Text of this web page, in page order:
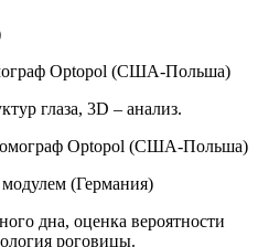
Optopol (США-Польша)
глаза, 3D – анализ.
(Германия)
дна, оценка вероятности
роговицы.